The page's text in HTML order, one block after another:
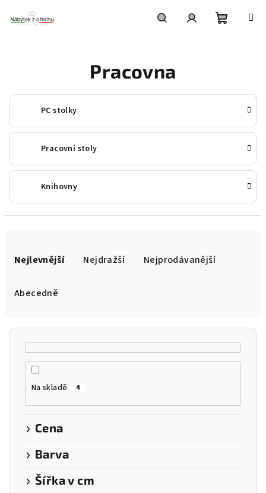
obsah
Pracovna
PC stolky
Pracovní stoly
Knihovny
Nejlevnější Nejdražší Nejprodávanější
Abecedně
Na skladě 4
Cena
Barva
Šířka v cm